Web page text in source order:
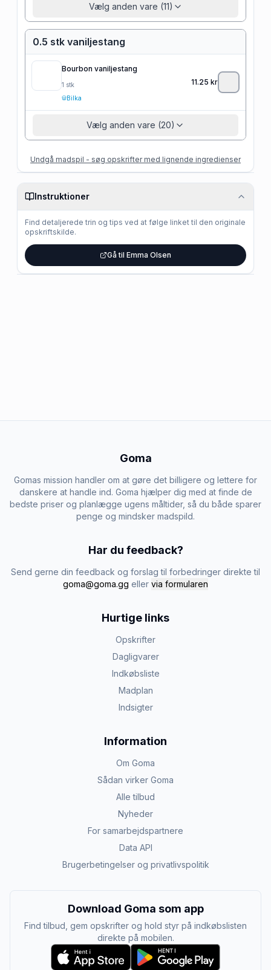
Vælg anden vare (11)
0.5 stk vaniljestang
Bourbon vaniljestang
1 stk
Bilka
11.25 kr
Vælg anden vare (20)
Undgå madspil - søg opskrifter med lignende ingredienser
Instruktioner
Find detaljerede trin og tips ved at følge linket til den originale
opskriftskilde.
Gå til Emma Olsen
Goma
Gomas mission handler om at gøre det billigere og lettere for
danskere at handle ind. Goma hjælper dig med at finde de
bedste priser og planlægge ugens måltider, så du både sparer
penge og mindsker madspild.
Har du feedback?
Send gerne din feedback og forslag til forbedringer direkte til
goma@goma.gg eller via formularen
Hurtige links
Opskrifter
Dagligvarer
Indkøbsliste
Madplan
Indsigter
Information
Om Goma
Sådan virker Goma
Alle tilbud
Nyheder
For samarbejdspartnere
Data API
Brugerbetingelser og privatlivspolitik
Download Goma som app
Find tilbud, gem opskrifter og hold styr på indkøbslisten
direkte på mobilen.